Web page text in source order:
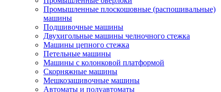
Промышленные плоскошовные (распошивальные)
машины
Подшивочные машины
Двухигольные машины челночного стежка
Машины цепного стежка
Петельные машины
Машины с колонковой платформой
Cкорняжные машины
Мешкозашивочные машины
Автоматы и полуавтоматы